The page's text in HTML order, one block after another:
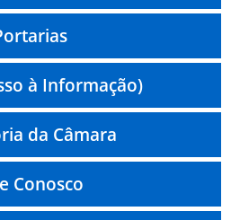
à Informação)
da Câmara
Conosco